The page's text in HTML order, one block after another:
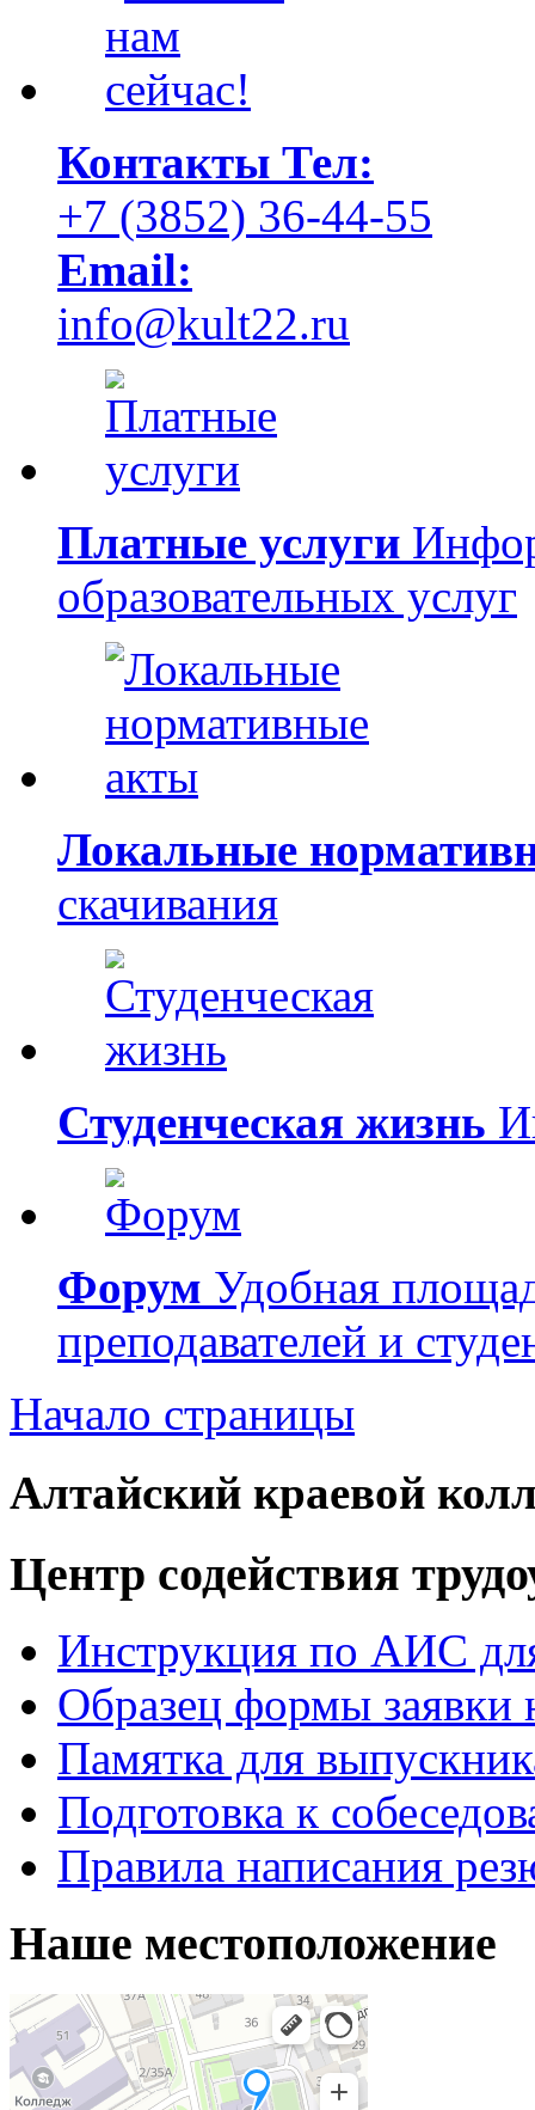
Контакты Тел:
+7 (3852) 36-44-55
Email:
info@kult22.ru
Платные услуги
образовательных услуг
Локальные
скачивания
Студенческая жизнь
Форум Удобная
преподавателей и
Начало страницы
Алтайский краевой
Центр содействия
Инструкция по АИС
Образец формы заявки
Памятка для
Подготовка к
Правила написания
Наше местоположение